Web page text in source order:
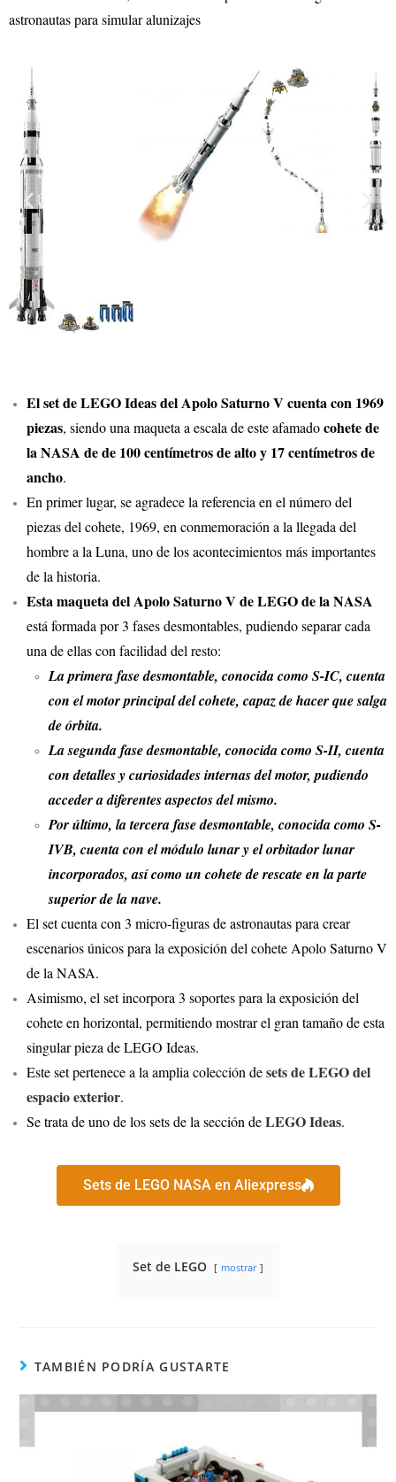
astronautas para simular alunizajes
El set de LEGO Ideas del Apolo Saturno V cuenta con 1969
piezas, siendo una maqueta a escala de este afamadocohete de
la NASA de de 100 centímetros de alto y 17 centímetros de
ancho.
En primer lugar, se agradece la referencia en el número del
piezas del cohete, 1969, en conmemoración a la llegada del
hombre a la Luna, uno de los acontecimientos más importantes
de la historia.
Esta maqueta del Apolo Saturno V de LEGO de la NASA
está formada por 3 fases desmontables, pudiendo separar cada
una de ellas con facilidad del resto:
La primera fase desmontable, conocida como S-IC, cuenta
con el motor principal del cohete, capaz de hacer que salga
de órbita.
La segunda fase desmontable, conocida como S-II, cuenta
con detalles y curiosidades internas del motor, pudiendo
acceder a diferentes aspectos del mismo.
Por último, la tercera fase desmontable, conocida como S-
IVB, cuenta con el módulo lunar y el orbitador lunar
incorporados, así como un cohete de rescate en la parte
superior de la nave.
El set cuenta con 3 micro-figuras de astronautas para crear
escenarios únicos para la exposición del cohete Apolo Saturno V
de la NASA.
Asimismo, el set incorpora 3 soportes para la exposición del
cohete en horizontal, permitiendo mostrar el gran tamaño de esta
singular pieza de LEGO Ideas.
Este set pertenece a la amplia colección desets de LEGO del
espacio exterior.
Se trata de uno de los sets de la sección deLEGO Ideas.
Sets de LEGO NASA en Aliexpress
Set de LEGO mostrar
TAMBIÉN PODRÍA GUSTARTE